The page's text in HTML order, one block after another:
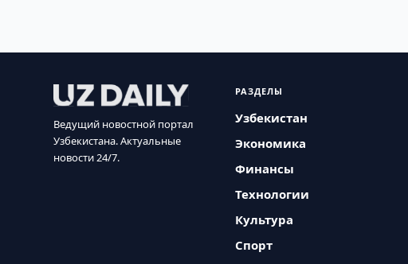
Ведущий новостной портал
Узбекистана. Актуальные
новости 24/7.
РАЗДЕЛЫ
Узбекистан
Экономика
Финансы
Технологии
Культура
Спорт